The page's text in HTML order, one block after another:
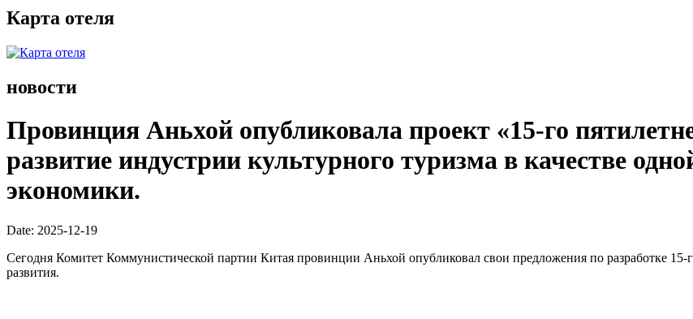
Карта отеля
новости
Провинция Аньхой опубликовала проект «15-го
развитие индустрии культурного туризма в качестве
экономики.
Date: 2025-12-19
Сегодня Комитет Коммунистической партии Китая провинции Аньхой опубликовал свои предложения по разработке 15-
развития.